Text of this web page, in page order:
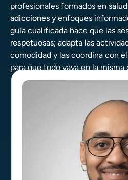
profesionales formados en
adicciones y enfoques
guía cualificada hace que las
respetuosas; adapta las
comodidad y las coordina con
para que todo vaya en la misma